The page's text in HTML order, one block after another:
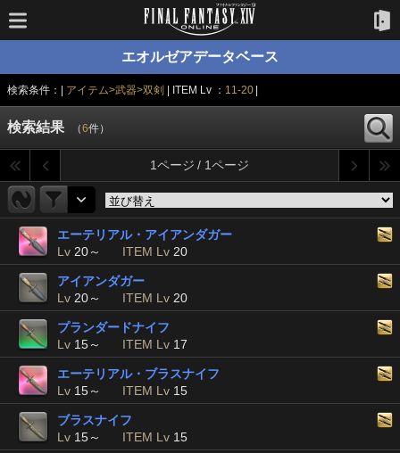
エオルゼアデータベース
検索条件：| アイテム>武器>双剣 | ITEM Lv ： 11-20|
検索結果 （6件）
1ページ / 1ページ
エーテリアル・アイアンダガー
Lv 20～ ITEM Lv 20
アイアンダガー
Lv 20～ ITEM Lv 20
プランダードナイフ
Lv 15～ ITEM Lv 17
エーテリアル・ブラスナイフ
Lv 15～ ITEM Lv 15
ブラスナイフ
Lv 15～ ITEM Lv 15